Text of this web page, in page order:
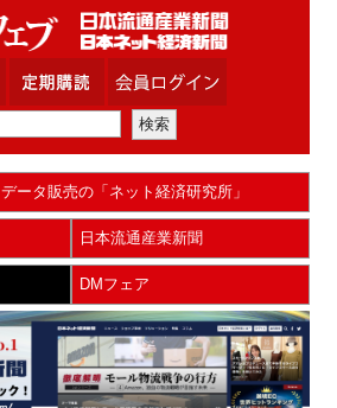
データ販売の「ネット経済研究所」
日本流通産業新聞
DMフェア